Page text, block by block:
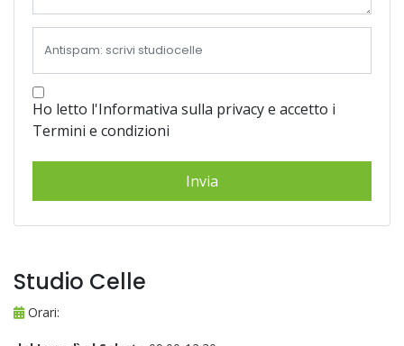
Ho letto l'Informativa sulla privacy e accetto i
Termini e condizioni
Studio Celle
Orari: